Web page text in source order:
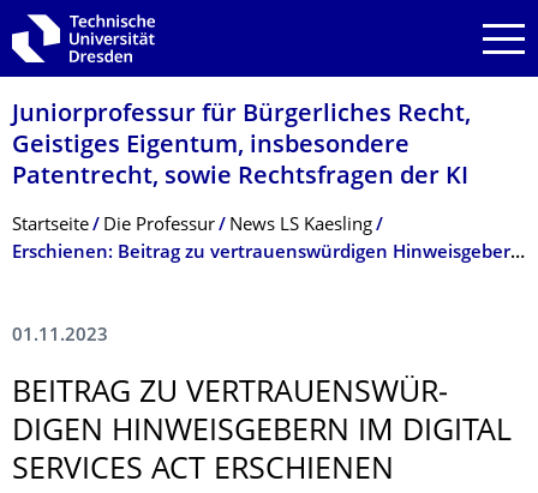
Zur Hauptnavigation springen
Zur Suche springen
Zum Inhalt springen
Juniorprofessur für Bürgerliches Recht,
Geistiges Eigentum, insbesondere
Patentrecht, sowie Rechtsfragen der KI
Breadcrumb-Menü
Startseite Die Professur
News LS Kaesling
Erschienen: Beitrag zu vertrauenswürdigen Hinweisgebern im Digital Services Act
01.11.2023
BEITRAG ZU VERTRAUENSWÜR­
DIGEN HINWEISGEBERN IM DIGITAL
SERVICES ACT ERSCHIENEN